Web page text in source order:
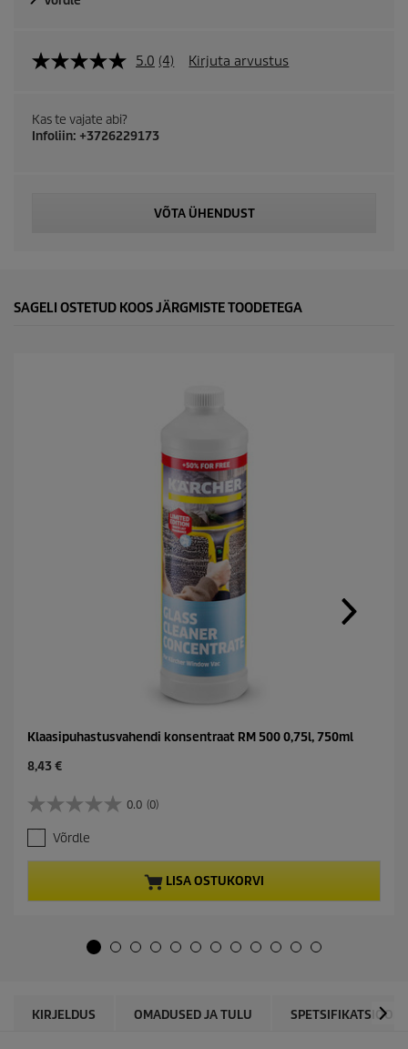
r
o
u
i
5.0 (4) Kirjuta arvustus
Kas te vajate abi?
Infoliin: +3726229173
VÕTA ÜHENDUST
SAGELI OSTETUD KOOS JÄRGMISTE TOODETEGA
Klaasipuhastusvahendi konsentraat RM 500 0,75l, 750ml
C
r
e
n
t
8,43 €
0.0 (0)
0
.
0
/
Võrdle
LISA OSTUKORVI
KIRJELDUS OMADUSED JA TULU